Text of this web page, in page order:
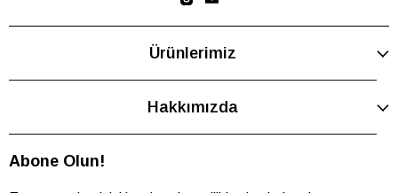
Ürünlerimiz
Hakkımızda
Abone Olun!